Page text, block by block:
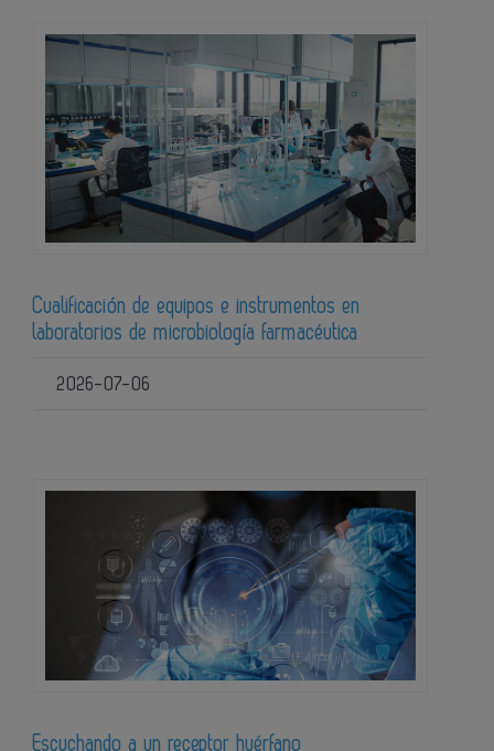
Cualificación de equipos e instrumentos en
laboratorios de microbiología farmacéutica
2026-07-06
Escuchando a un receptor huérfano